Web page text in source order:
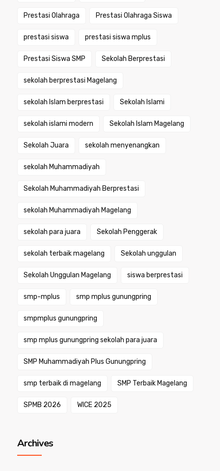
Prestasi Olahraga Prestasi Olahraga Siswa
prestasi siswa prestasi siswa mplus
Prestasi Siswa SMP Sekolah Berprestasi
sekolah berprestasi Magelang
sekolah Islam berprestasi Sekolah Islami
sekolah islami modern Sekolah Islam Magelang
Sekolah Juara sekolah menyenangkan
sekolah Muhammadiyah
Sekolah Muhammadiyah Berprestasi
sekolah Muhammadiyah Magelang
sekolah para juara Sekolah Penggerak
sekolah terbaik magelang Sekolah unggulan
Sekolah Unggulan Magelang siswa berprestasi
smp-mplus smp mplus gunungpring
smpmplus gunungpring
smp mplus gunungpring sekolah para juara
SMP Muhammadiyah Plus Gunungpring
smp terbaik di magelang SMP Terbaik Magelang
SPMB 2026 WICE 2025
Archives